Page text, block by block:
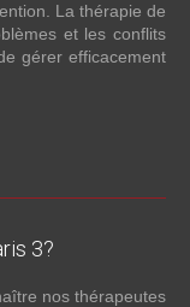
La thérapie de
et les conflits
gérer efficacement
3?
nos thérapeutes